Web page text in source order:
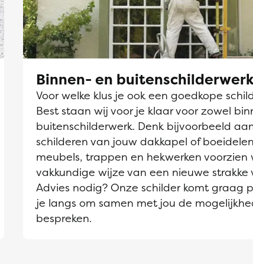
Binnen- en
Voor welke klus je ook een goedkope
Best staan wij voor je klaar voor zowel
buitenschilderwerk. Denk bijvoorbeeld
schilderen van jouw dakkapel of
meubels, trappen en hekwerken voorzien
vakkundige wijze van een nieuwe strakke
Advies nodig? Onze schilder komt graag
je langs om samen met jou de
bespreken.